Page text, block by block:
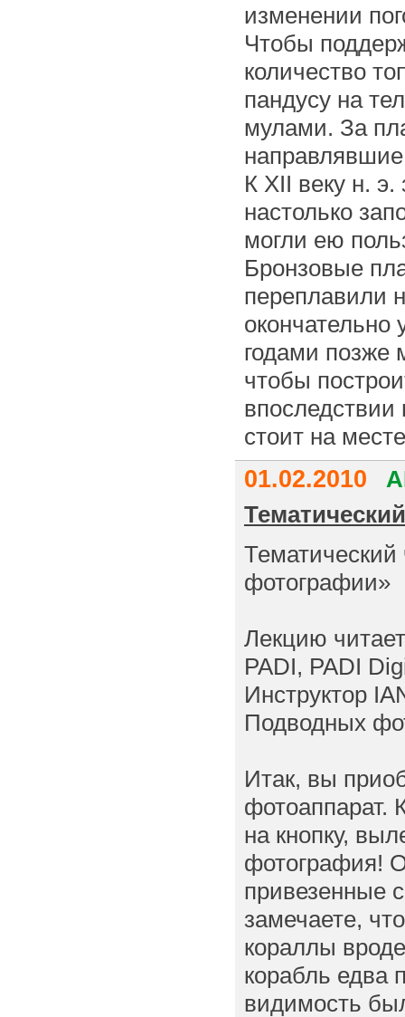
изменении
Чтобы
количество
пандусу на
мулами. За
К XII веку н.
настолько
могли ею
Бронзовые
переплавили
годами позже
чтобы
впоследствии
стоит на
01.02.2010
Тематический
фотографии»
Лекцию
PADI, PADI
Инструктор
Подводных
Итак, вы
фотоаппарат.
на кнопку,
фотография!
привезенные
замечаете,
кораллы
корабль едва
видимость